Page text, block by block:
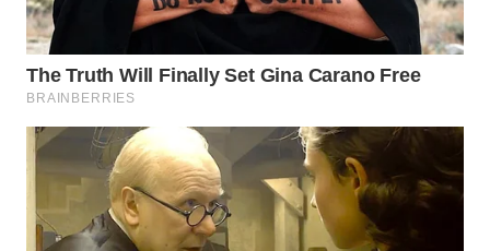
WN
SULUT
WN
MALUKU
WN
MALUT